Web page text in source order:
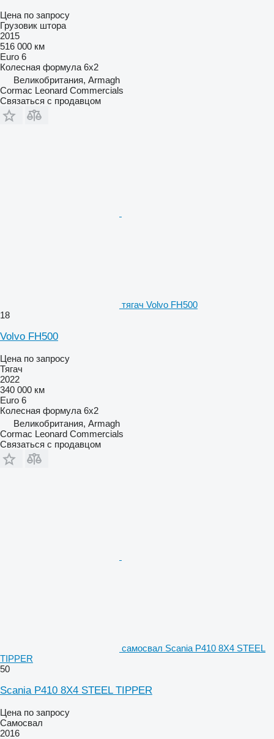
Цена по запросу
Грузовик штора
2015
516 000 км
Euro 6
Колесная формула 6x2
Великобритания, Armagh
Cormac Leonard Commercials
Связаться с продавцом
тягач Volvo FH500
18
Volvo FH500
Цена по запросу
Тягач
2022
340 000 км
Euro 6
Колесная формула 6x2
Великобритания, Armagh
Cormac Leonard Commercials
Связаться с продавцом
самосвал Scania P410 8X4 STEEL
TIPPER
50
Scania P410 8X4 STEEL TIPPER
Цена по запросу
Самосвал
2016